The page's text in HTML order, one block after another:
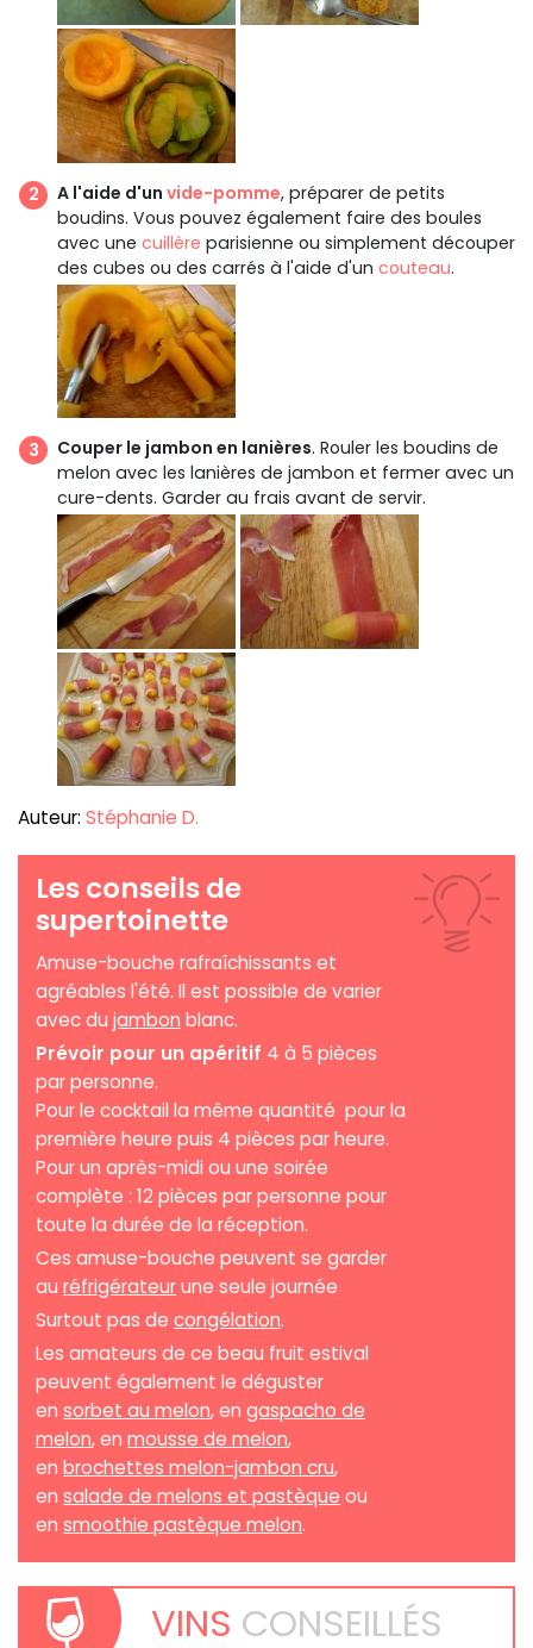
A l'aide d'un vide-pomme, préparer de petits
boudins. Vous pouvez également faire des boules
avec une cuillère parisienne ou simplement découper
des cubes ou des carrés à l'aide d'un couteau.
Couper le jambon en lanières. Rouler les boudins de
melon avec les lanières de jambon et fermer avec un
cure-dents. Garder au frais avant de servir.
Auteur: Stéphanie D.
Les conseils de
supertoinette
Amuse-bouche rafraîchissants et
agréables l'été. Il est possible de varier
avec du jambon blanc.
Prévoir pour un apéritif 4 à 5 pièces
par personne.
Pour le cocktail la même quantité pour la
première heure puis 4 pièces par heure.
Pour un après-midi ou une soirée
complète : 12 pièces par personne pour
toute la durée de la réception.
Ces amuse-bouche peuvent se garder
au réfrigérateurune seule journée
Surtout pas de congélation.
Les amateurs de ce beau fruit estival
peuvent également le déguster
en sorbet au melon, en gaspacho de
melon, en mousse de melon,
en brochettes melon-jambon cru,
en salade de melons et pastèque ou
en smoothie pastèque melon.
VINS CONSEILLÉS